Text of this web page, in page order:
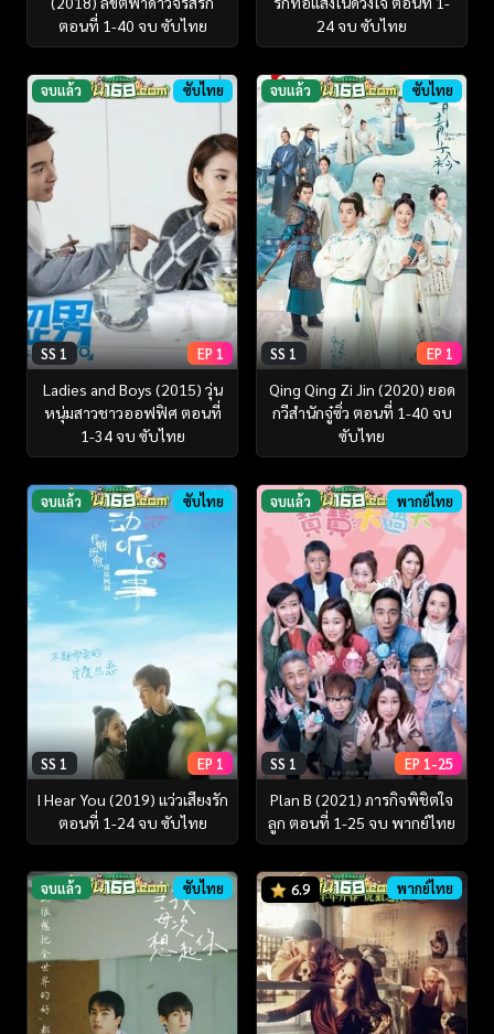
ตอนที่ 1-40 จบ ซับไทย
24 จบ ซับไทย
จบแล้ว ซับไทย
SS 1 EP 1
Ladies and Boys (2015) วุ่น
หนุ่มสาวชาวออฟฟิศ ตอนที่
1-34 จบ ซับไทย
จบแล้ว ซับไทย
SS 1 EP 1
Qing Qing Zi Jin (2020) ยอด
กวีสำนักจู๋ซิ่ว ตอนที่ 1-40 จบ
ซับไทย
จบแล้ว ซับไทย
SS 1 EP 1
I Hear You (2019) แว่วเสียงรัก
ตอนที่ 1-24 จบ ซับไทย
จบแล้ว พากย์ไทย
SS 1 EP 1-25
Plan B (2021) ภารกิจพิชิตใจ
ลูก ตอนที่ 1-25 จบ พากย์ไทย
จบแล้ว ซับไทย 6.9 พากย์ไทย